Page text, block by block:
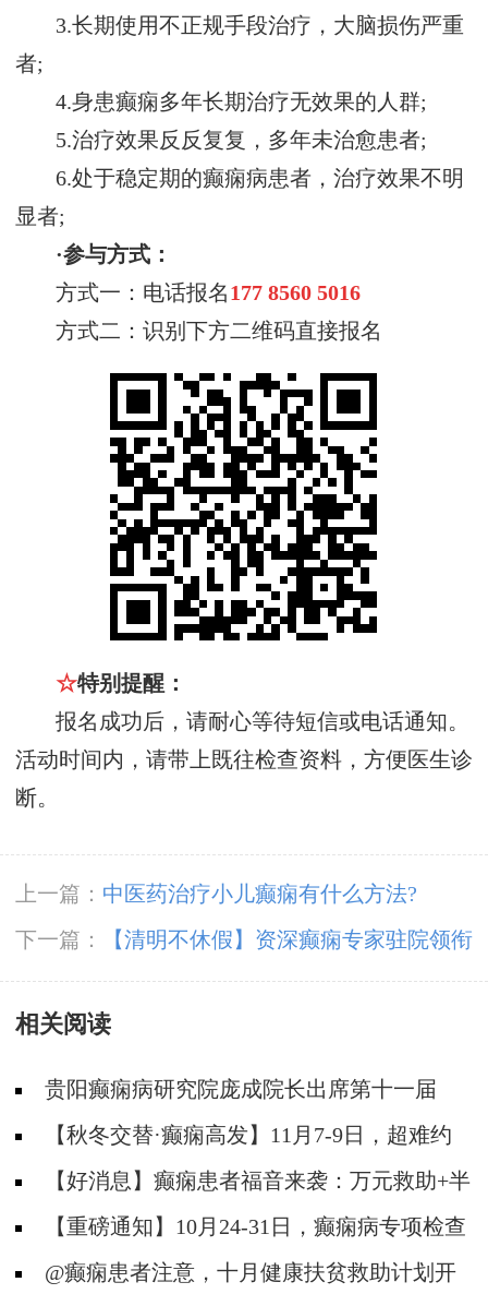
3.长期使用不正规手段治疗，大脑损伤严重
者;
4.身患癫痫多年长期治疗无效果的人群;
5.治疗效果反反复复，多年未治愈患者;
6.处于稳定期的癫痫病患者，治疗效果不明
显者;
·参与方式：
方式一：电话报名177 8560 5016
方式二：识别下方二维码直接报名
☆特别提醒：
报名成功后，请耐心等待短信或电话通知。
活动时间内，请带上既往检查资料，方便医生诊
断。
上一篇： 中医药治疗小儿癫痫有什么方法?
下一篇：
【清明不休假】资深癫痫专家驻院领衔
亲诊，赶紧抢约！
相关阅读
贵阳癫痫病研究院庞成院长出席第十一届
CAAE国际癫痫论坛暨协会成立20周年庆典
【秋冬交替·癫痫高发】11月7-9日，超难约
的北京三甲名医，携手贵州专家团共抗癫痫，速
约！
【好消息】癫痫患者福音来袭：万元救助+半
价专项检查+京黔专家免费亲诊，符合条件者速
申请！
【重磅通知】10月24-31日，癫痫病专项检查
全额救助+京黔名医免费亲诊+高达万元补贴，
@癫痫患者注意，十月健康扶贫救助计划开